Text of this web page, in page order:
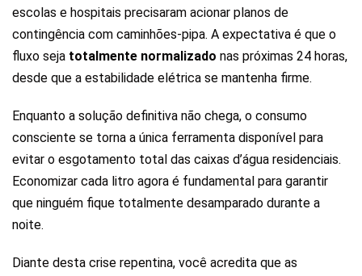
escolas e hospitais precisaram acionar planos de
contingência com caminhões-pipa. A expectativa é que o
fluxo seja totalmente normalizado nas próximas 24 horas,
desde que a estabilidade elétrica se mantenha firme.
Enquanto a solução definitiva não chega, o consumo
consciente se torna a única ferramenta disponível para
evitar o esgotamento total das caixas d’água residenciais.
Economizar cada litro agora é fundamental para garantir
que ninguém fique totalmente desamparado durante a
noite.
Diante desta crise repentina, você acredita que as